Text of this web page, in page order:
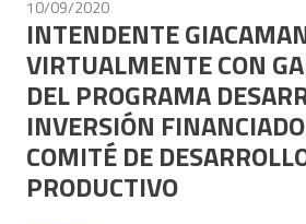
10/09/2020
INTENDENTE
VIRTUALMENTE CON
DEL PROGRAMA
INVERSIÓN
COMITÉ DE
PRODUCTIVO